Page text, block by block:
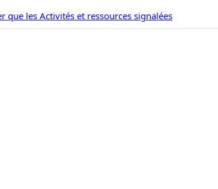
que les Activités et ressources signalées